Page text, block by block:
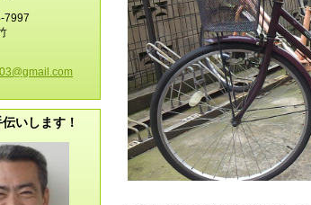
7997
03@gmail .com
いします！